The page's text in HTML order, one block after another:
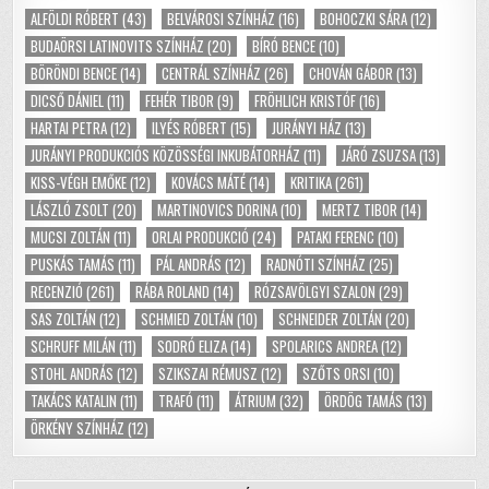
ALFÖLDI RÓBERT (43) BELVÁROSI SZÍNHÁZ (16) BOHOCZKI SÁRA(12)
BUDAÖRSI LATINOVITS SZÍNHÁZ (20) BÍRÓ BENCE(10)
BÖRÖNDI BENCE(14) CENTRÁL SZÍNHÁZ (26) CHOVÁN GÁBOR (13)
DICSŐ DÁNIEL(11) FEHÉR TIBOR (9) FRÖHLICH KRISTÓF(16)
HARTAI PETRA(12) ILYÉS RÓBERT (15) JURÁNYI HÁZ (13)
JURÁNYI PRODUKCIÓS KÖZÖSSÉGI INKUBÁTORHÁZ (11) JÁRÓ ZSUZSA(13)
KISS-VÉGH EMŐKE(12) KOVÁCS MÁTÉ(14) KRITIKA(261)
LÁSZLÓ ZSOLT (20) MARTINOVICS DORINA(10) MERTZ TIBOR (14)
MUCSI ZOLTÁN (11) ORLAI PRODUKCIÓ (24) PATAKI FERENC (10)
PUSKÁS TAMÁS (11) PÁL ANDRÁS (12) RADNÓTI SZÍNHÁZ (25)
RECENZIÓ (261) RÁBA ROLAND (14) RÓZSAVÖLGYI SZALON (29)
SAS ZOLTÁN (12) SCHMIED ZOLTÁN (10) SCHNEIDER ZOLTÁN (20)
SCHRUFF MILÁN (11) SODRÓ ELIZA(14) SPOLARICS ANDREA(12)
STOHL ANDRÁS (12) SZIKSZAI RÉMUSZ (12) SZŐTS ORSI (10)
TAKÁCS KATALIN (11) TRAFÓ (11) ÁTRIUM (32) ÖRDÖG TAMÁS (13)
ÖRKÉNY SZÍNHÁZ (12)